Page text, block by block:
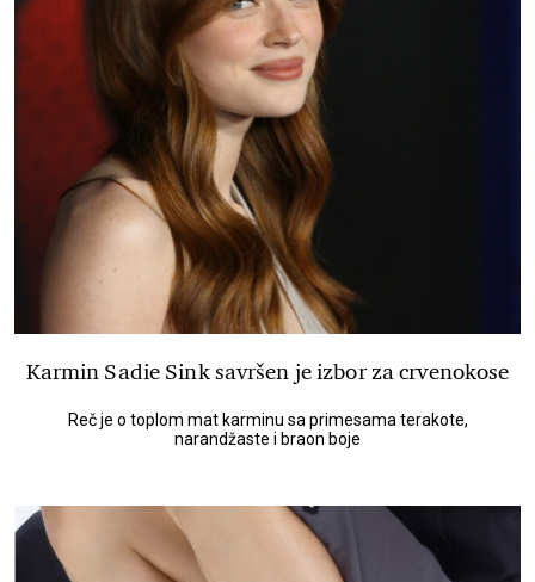
Karmin Sadie Sink savršen je izbor za crvenokose
Reč je o toplom mat karminu sa primesama terakote,
narandžaste i braon boje